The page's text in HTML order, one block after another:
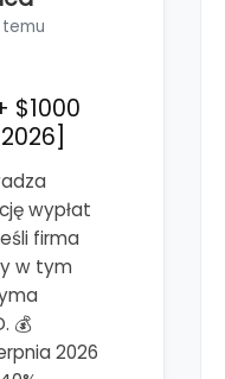
temu
$1000
wypłat
firma
w tym
💰
2026